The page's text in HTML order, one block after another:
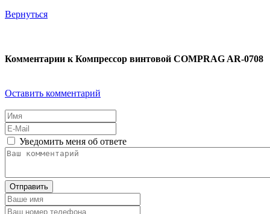
Вернуться
Комментарии к Компрессор винтовой COMPRAG AR-0708
Оставить комментарий
Уведомить меня об ответе
Отправить